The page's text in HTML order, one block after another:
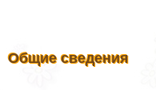
Общие сведения